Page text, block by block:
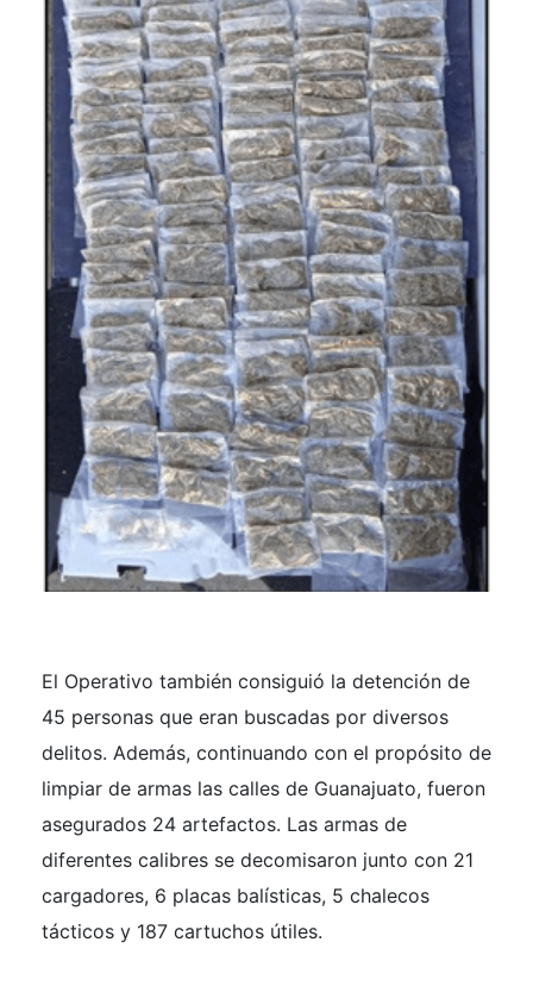
El Operativo también consiguió la detención de
45 personas que eran buscadas por diversos
delitos. Además, continuando con el propósito de
limpiar de armas las calles de Guanajuato, fueron
asegurados 24 artefactos. Las armas de
diferentes calibres se decomisaron junto con 21
cargadores, 6 placas balísticas, 5 chalecos
tácticos y 187 cartuchos útiles.